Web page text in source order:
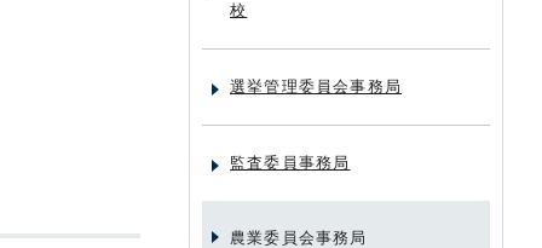
校
選挙管理委員会事務局
監査委員事務局
農業委員会事務局